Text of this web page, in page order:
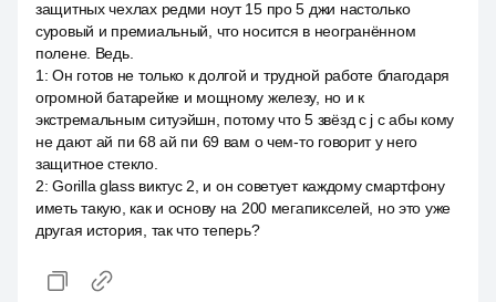
защитных чехлах редми ноут 15 про 5 джи настолько
суровый и премиальный, что носится в неогранённом
полене. Ведь.
1 :Он готов не только к долгой и трудной работе благодаря
огромной батарейке и мощному железу, но и к
экстремальным ситуэйшн, потому что 5 звёзд c j c абы кому
не дают ай пи 68 ай пи 69 вам о чем-то говорит у него
защитное стекло.
2:Gorilla glass виктус 2, и он советует каждому смартфону
иметь такую, как и основу на 200 мегапикселей, но это уже
другая история, так что теперь?